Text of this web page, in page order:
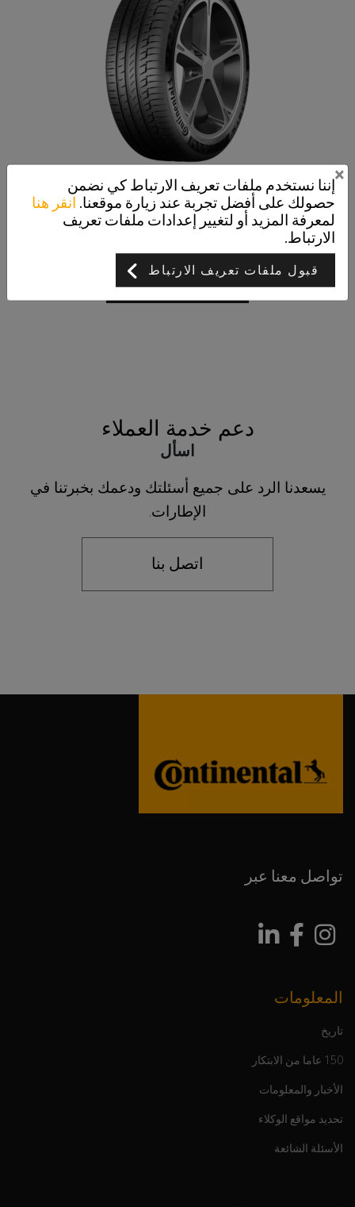
PremiumContact 6
تم تطويره لجميع فئات سيارات الركاب
عرض التفاصيل
دعم خدمة العملاء
اسأل
يسعدنا الرد على جميع أسئلتك ودعمك بخبرتنا في
الإطارات.
اتصل بنا
تواصل معنا عبر
المعلومات
تاريخ
150 عاما من الابتكار
الأخبار والمعلومات
تحديد مواقع الوكلاء
الأسئلة الشائعة
إننا نستخدم ملفات تعريف الارتباط كي نضمن
حصولك على أفضل تجربة عند زيارة موقعنا. انقر هنا
لمعرفة المزيد أو لتغيير إعدادات ملفات تعريف
الارتباط.
قبول ملفات تعريف الارتباط
×